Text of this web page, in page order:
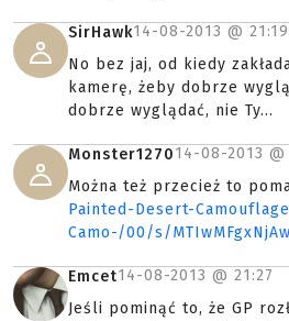
SirHawk14-08-2013 @ 21:19
No bez jaj, od kiedy
kamerę, żeby dobrze
dobrze wyglądać, nie Ty...
Monster127014-08-2013 @
Można też przecież to
Painted-Desert-
Camo-/00/s/
Emcet14-08-2013 @ 21:27
Jeśli pominąć to, że GP